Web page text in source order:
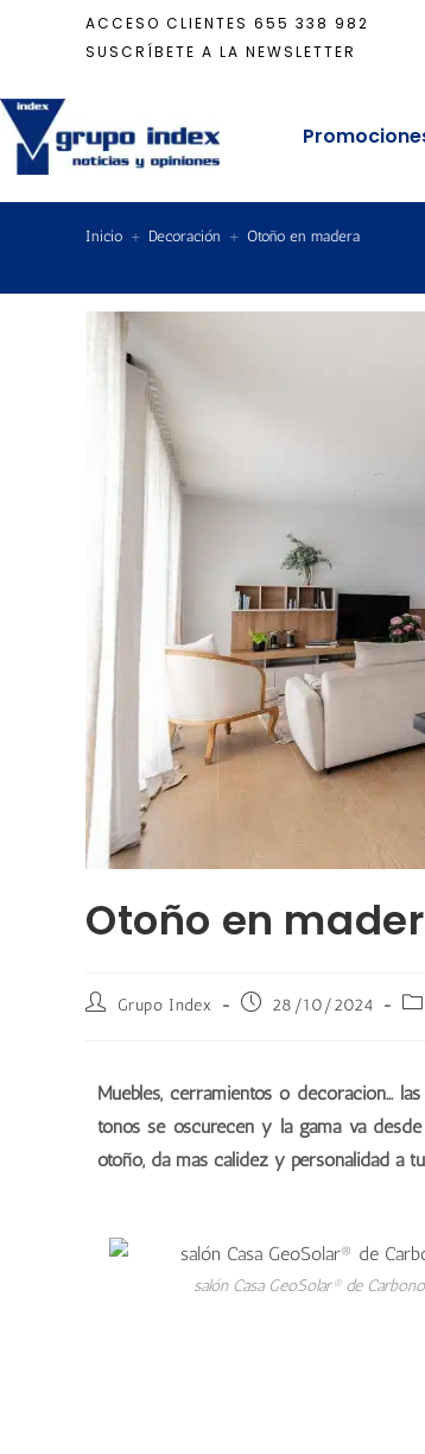
ACCESO CLIENTES 655 338 982
SUSCRÍBETE A LA NEWSLETTER
Inicio + Decoración + Otoño en madera
Otoño en
Grupo Index 28/10/2024
Muebles, cerramientos o decoración…
tonos se oscurecen y la gama va desde
otoño, da más calidez y personalidad a
salón Casa GeoSolar® de